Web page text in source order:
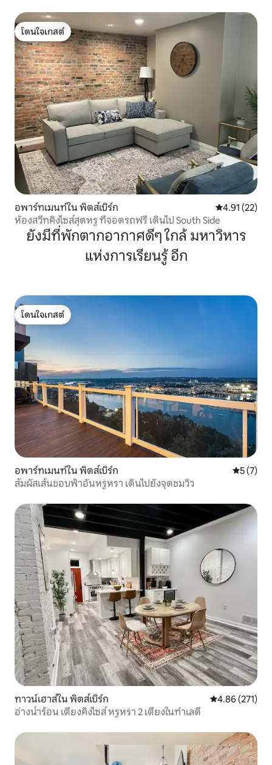
โดนใจเกสต์
โดนใจเกสต์
อพาร์ทเมนท์ใน พิตส์เบิร์ก คะแนนเฉลี่ย
4.91 (22)
ห้องสวีทคิงไซส์สุดหรู ที่จอดรถฟรี เดินไป South Side
ยังมีที่พักตากอากาศดีๆ ใกล้ มหาวิหาร
แห่งการเรียนรู้ อีก
โดนใจเกสต์
โดนใจเกสต์
อพาร์ทเมนท์ใน พิตส์เบิร์ก คะแนนเฉ
5 (7)
สัมผัสเส้นขอบฟ้าอันหรูหรา เดินไปยังจุดชมวิว
ทาวน์เฮาส์ใน พิตส์เบิร์ก คะแนนเฉลี่ย
4.86 (271)
อ่างน้ำร้อน เตียงคิงไซส์ หรูหรา 2 เตียงในทำเลดี